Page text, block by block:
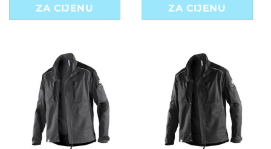
ZA CIJENU
ZA CIJENU